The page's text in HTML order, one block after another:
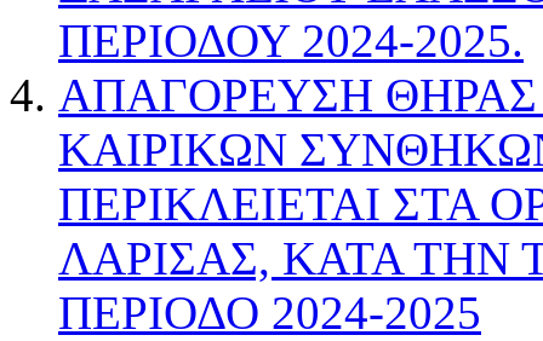
ΠΕΡΙΟΔΟΥ 2024-2025.
ΑΠΑΓΟΡΕΥΣΗ
ΚΑΙΡΙΚΩΝ
ΠΕΡΙΚΛΕΙΕΤΑΙ ΣΤΑ
ΛΑΡΙΣΑΣ, ΚΑΤΑ ΤΗΝ
ΠΕΡΙΟΔΟ 2024-2025